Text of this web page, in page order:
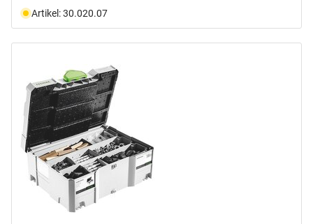
Artikel: 30.020.07